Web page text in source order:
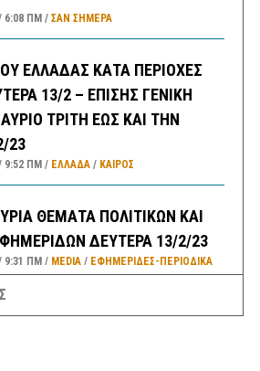
6:08 ΠΜ ΣΑΝ ΣΉΜΕΡΑ
ΕΛΛΑΔΑΣ ΚΑΤΑ ΠΕΡΙΟΧΕΣ
13/2 – ΕΠΙΣΗΣ ΓΕΝΙΚΗ
ΤΡΙΤΗ ΕΩΣ ΚΑΙ ΤΗΝ
23
9:52 ΠΜ ΕΛΛΑΔA/ ΚΑΙΡΌΣ
ΘΕΜΑΤΑ ΠΟΛΙΤΙΚΩΝ ΚΑΙ
ΔΕΥΤΕΡΑ 13/2/23
9:31 ΠΜ MEDIA/ ΕΦΗΜΕΡΊΔΕΣ-ΠΕΡΙΟΔΙΚΆ
ΣΤΗΝ ΛΕΩΦΟΡΟ